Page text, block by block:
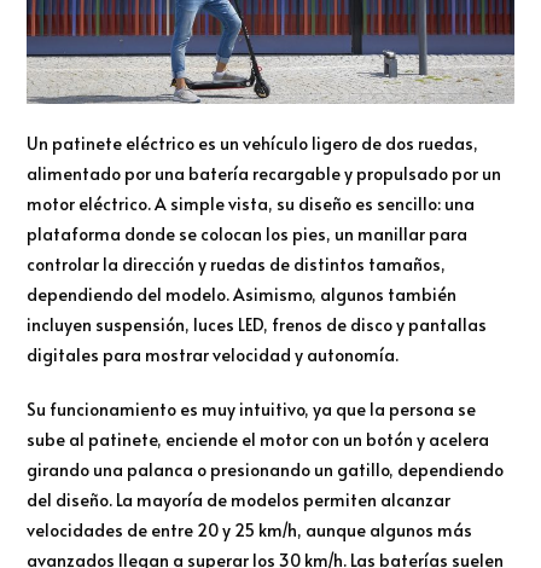
Un patinete eléctrico es un vehículo ligero de dos ruedas,
alimentado por una batería recargable y propulsado por un
motor eléctrico. A simple vista, su diseño es sencillo: una
plataforma donde se colocan los pies, un manillar para
controlar la dirección y ruedas de distintos tamaños,
dependiendo del modelo. Asimismo, algunos también
incluyen suspensión, luces LED, frenos de disco y pantallas
digitales para mostrar velocidad y autonomía.
Su funcionamiento es muy intuitivo, ya que la persona se
sube al patinete, enciende el motor con un botón y acelera
girando una palanca o presionando un gatillo, dependiendo
del diseño. La mayoría de modelos permiten alcanzar
velocidades de entre 20 y 25 km/h, aunque algunos más
avanzados llegan a superar los 30 km/h. Las baterías suelen